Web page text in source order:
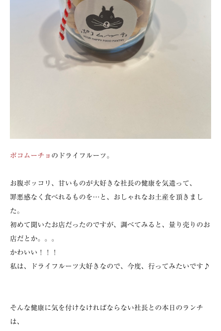
ポコムーチョ のドライフルーツ。
お腹ポッコリ、甘いものが大好きな社長の健康を気遣って、
罪悪感なく食べれるものを…と、おしゃれなお土産を頂きまし
た。
初めて聞いたお店だったのですが、調べてみると、量り売りのお
店だとか。。。
かわいい！！！
私は、ドライフルーツ大好きなので、今度、行ってみたいです♪
そんな健康に気を付けなければならない社長との本日のランチ
は、